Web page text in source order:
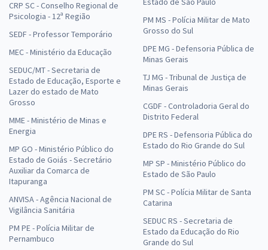
CRP SC - Conselho Regional de
Psicologia - 12ª Região
SEDF - Professor Temporário
MEC - Ministério da Educação
SEDUC/MT - Secretaria de
Estado de Educação, Esporte e
Lazer do estado de Mato
Grosso
MME - Ministério de Minas e
Energia
MP GO - Ministério Público do
Estado de Goiás - Secretário
Auxiliar da Comarca de
Itapuranga
ANVISA - Agência Nacional de
Vigilância Sanitária
PM PE - Polícia Militar de
Pernambuco
PM MS - Polícia Militar de Mato
Grosso do Sul
DPE MG - Defensoria Pública de
Minas Gerais
TJ MG - Tribunal de Justiça de
Minas Gerais
CGDF - Controladoria Geral do
Distrito Federal
DPE RS - Defensoria Pública do
Estado do Rio Grande do Sul
MP SP - Ministério Público do
Estado de São Paulo
PM SC - Polícia Militar de Santa
Catarina
SEDUC RS - Secretaria de
Estado da Educação do Rio
Grande do Sul